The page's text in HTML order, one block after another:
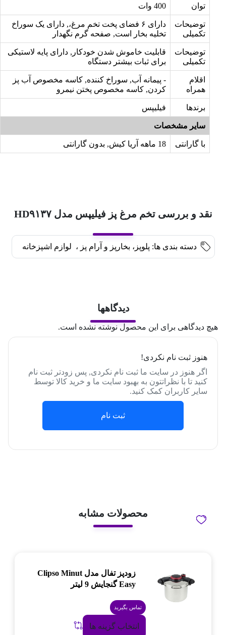
توان 400 وات
توضیحات
تکمیلی
دارای ۶ فضای پخت تخم مرغ،, دارای یک سوراخ
تخلیه بخار است, صفحه گرم نگهدار
توضیحات
تکمیلی
قابلیت خاموش شدن خودکار, دارای پایه لاستیکی
برای ثبات بیشتر دستگاه
اقلام
همراه
- پیمانه آب, سوراخ کننده, کاسه مخصوص آب پز
کردن, کاسه مخصوص پختن نیمرو
برندها فیلیپس
سایر مشخصات
با گارانتی 18 ماهه آریا کیش, بدون گارانتی
نقد و بررسی تخم مرغ پز فیلیپس مدل HD۹۱۳۷
دسته بندی ها: پلوپز، بخارپز و آرام پز ، لوازم اشپزخانه
دیدگاهها
هیچ دیدگاهی برای این محصول نوشته نشده است.
هنوز ثبت نام نکردی!
اگر هنوز در سایت ما ثبت نام نکردی, پس زودتر ثبت نام
کنید تا با نظراتتون به بهبود سایت ما و خرید کالا توسط
سایر کاربران کمک کنید.
ثبت نام
محصولات مشابه
زودپز تفال مدل Clipso Minut
Easy گنجایش 9 لیتر
تماس بگیرید
انتخاب گزینه ها